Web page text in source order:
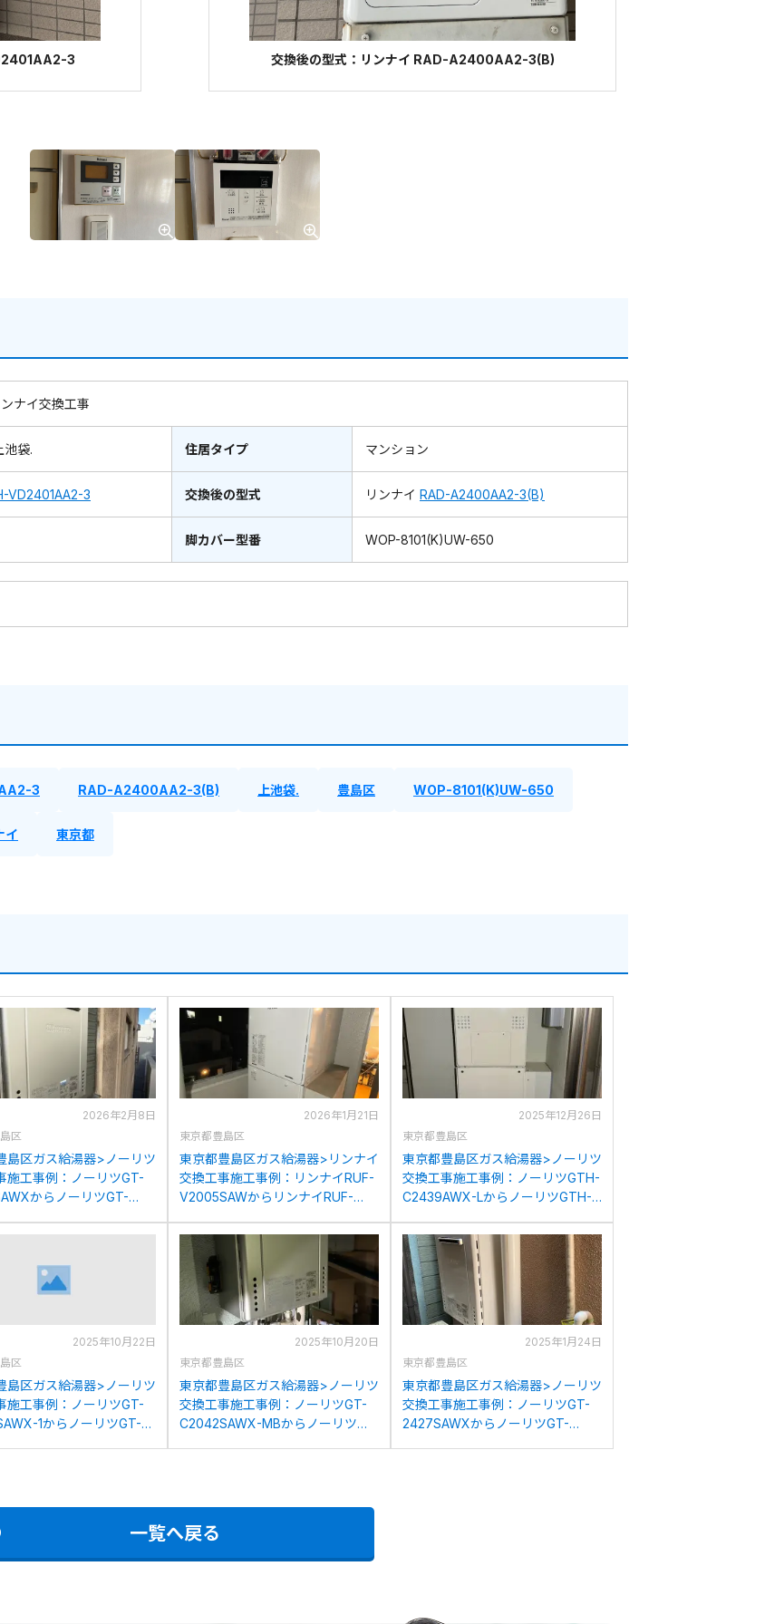
3 交換後の型式：リンナイ RAD-A2400AA2-3(B)
ナイ交換工事
池袋. 住居タイプ マンション
VD2401AA2-3 交換後の型式 リンナイ RAD-A2400AA2-3(B)
脚カバー型番 WOP-8101(K)UW-650
3 RAD-A2400AA2-3(B) 上池袋. 豊島区 WOP-8101(K)UW-650
イ 東京都
2026年2月8日
区
島区ガス給湯器>ノーリツ
施工事例：ノーリツGT-
からノーリツGT-
2026年1月21日
東京都豊島区
東京都豊島区ガス給湯器>リンナイ
交換工事施工事例：リンナイRUF-
V2005SAWからリンナイRUF-
2025年12月26日
東京都豊島区
東京都豊島区ガス給湯器>ノーリツ
交換工事施工事例：ノーリツGTH-
C2439AWX-LからノーリツGTH-
2025年10月22日
区
島区ガス給湯器>ノーリツ
施工事例：ノーリツGT-
1からノーリツGT-
2025年10月20日
東京都豊島区
東京都豊島区ガス給湯器>ノーリツ
交換工事施工事例：ノーリツGT-
C2042SAWX-MBからノーリツ
2025年1月24日
東京都豊島区
東京都豊島区ガス給湯器>ノーリツ
交換工事施工事例：ノーリツGT-
2427SAWXからノーリツGT-
一覧へ戻る